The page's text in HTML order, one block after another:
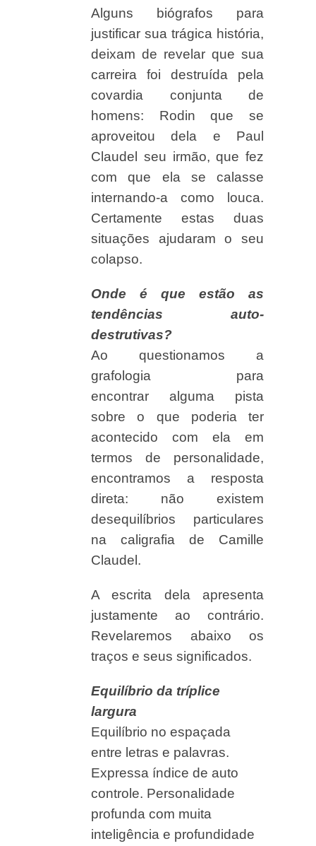
Alguns biógrafos para
justificar sua trágica história,
deixam de revelar que sua
carreira foi destruída pela
covardia conjunta de
homens: Rodin que se
aproveitou dela e Paul
Claudel seu irmão, que fez
com que ela se calasse
internando-a como louca.
Certamente estas duas
situações ajudaram o seu
colapso.
Onde é que estão as
tendências auto-
destrutivas?
Ao questionamos a
grafologia para
encontrar alguma pista
sobre o que poderia ter
acontecido com ela em
termos de personalidade,
encontramos a resposta
direta: não existem
desequilíbrios particulares
na caligrafia de Camille
Claudel.
A escrita dela apresenta
justamente ao contrário.
Revelaremos abaixo os
traços e seus significados.
Equilíbrio da tríplice
largura
Equilíbrio no espaçada
entre letras e palavras.
Expressa índice de auto
controle. Personalidade
profunda com muita
inteligência e profundidade